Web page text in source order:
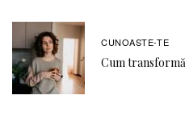
CUNOASTE-TE
Cum